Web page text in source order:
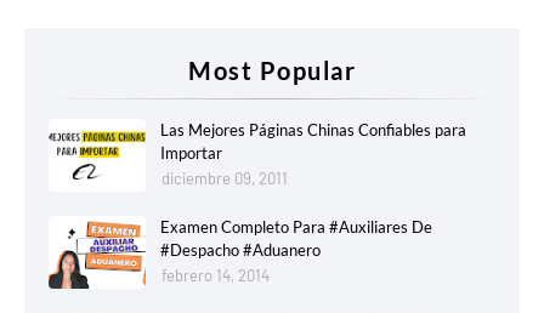
Most Popular
Las Mejores Páginas Chinas Confiables para
Importar
diciembre 09, 2011
Examen Completo Para #Auxiliares De
#Despacho #Aduanero
febrero 14, 2014